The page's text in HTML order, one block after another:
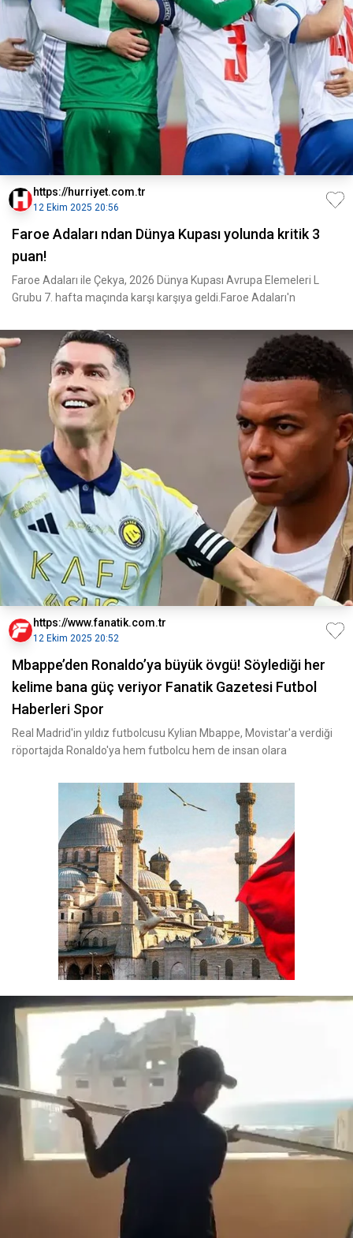
https://hurriyet.com.tr
12 Ekim 2025 20:56
Faroe Adaları ndan Dünya Kupası yolunda kritik 3
puan!
Faroe Adaları ile Çekya, 2026 Dünya Kupası Avrupa Elemeleri L
Grubu 7. hafta maçında karşı karşıya geldi.Faroe Adaları'n
https://www.fanatik.com.tr
12 Ekim 2025 20:52
Mbappe’den Ronaldo’ya büyük övgü! Söylediği her
kelime bana güç veriyor Fanatik Gazetesi Futbol
Haberleri Spor
Real Madrid'in yıldız futbolcusu Kylian Mbappe, Movistar'a verdiği
röportajda Ronaldo'ya hem futbolcu hem de insan olara